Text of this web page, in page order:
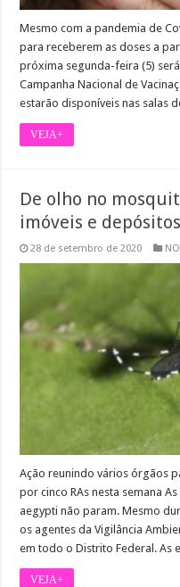
Mesmo com a pandemia de
para receberem as doses a
próxima segunda-feira (5)
Campanha Nacional de
estarão disponíveis nas salas
VEJA+
De olho no
imóveis e depósitos
28 de setembro de 2020
Ação reunindo vários órgãos
por cinco RAs nesta semana
aegypti não param. Mesmo
os agentes da Vigilância
em todo o Distrito Federal. As
VEJA+